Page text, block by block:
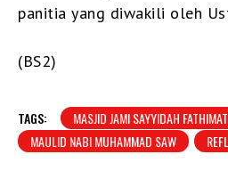
panitia yang diwakili oleh
(BS2)
TAGS:
MASJID JAMI SAYYIDAH
MAULID NABI MUHAMMAD SAW